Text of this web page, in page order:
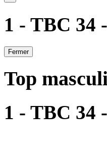
1 - TBC 34
Fermer
Top
1 - TBC 34